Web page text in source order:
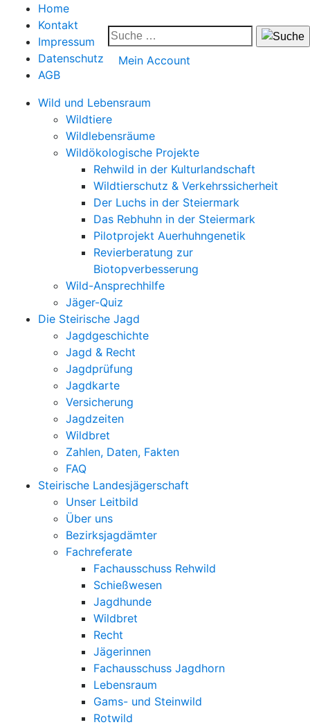
Home
Kontakt
Impressum
Datenschutz
AGB
Mein Account
Wild und Lebensraum
Wildtiere
Wildlebensräume
Wildökologische Projekte
Rehwild in der Kulturlandschaft
Wildtierschutz & Verkehrssicherheit
Der Luchs in der Steiermark
Das Rebhuhn in der Steiermark
Pilotprojekt Auerhuhngenetik
Revierberatung zur
Biotopverbesserung
Wild-Ansprechhilfe
Jäger-Quiz
Die Steirische Jagd
Jagdgeschichte
Jagd & Recht
Jagdprüfung
Jagdkarte
Versicherung
Jagdzeiten
Wildbret
Zahlen, Daten, Fakten
FAQ
Steirische Landesjägerschaft
Unser Leitbild
Über uns
Bezirksjagdämter
Fachreferate
Fachausschuss Rehwild
Schießwesen
Jagdhunde
Wildbret
Recht
Jägerinnen
Fachausschuss Jagdhorn
Lebensraum
Gams- und Steinwild
Rotwild